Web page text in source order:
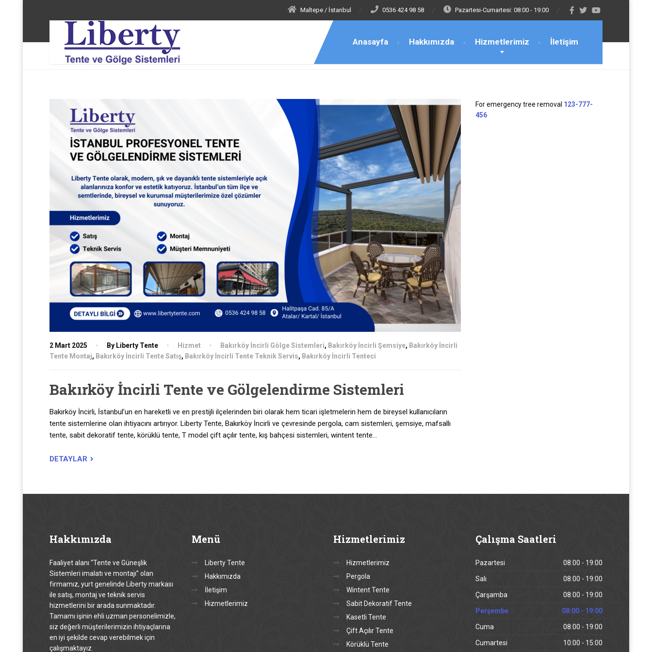
Maltepe / İstanbul 0536 424 98 58 Pazartesi-Cumartesi: 08:00 - 19:00
Anasayfa Hakkımızda Hizmetlerimiz İletişim
Liberty Tente ve Gölge Sistemleri Bakırköy İncirli Şemsiye
2 Mart 2025 By Liberty Tente Hizmet Bakırköy İncirli Gölge Sistemleri, Bakırköy İncirli Şemsiye, Bakırköy İncirli
Tente Montaj, Bakırköy İncirli Tente Satış, Bakırköy İncirli Tente Teknik Servis, Bakırköy İncirli Tenteci
Bakırköy İncirli Tente ve Gölgelendirme Sistemleri
Bakırköy İncirli, İstanbul’un en hareketli ve en prestijli ilçelerinden biri olarak hem ticari işletmelerin hem de bireysel kullanıcıların
tente sistemlerine olan ihtiyacını artırıyor. Liberty Tente, Bakırköy İncirli ve çevresinde pergola, cam sistemleri, şemsiye, mafsallı
tente, sabit dekoratif tente, körüklü tente, T model çift açılır tente, kış bahçesi sistemleri, wintent tente…
DETAYLAR
For emergency tree removal 123-777-
456
Hakkımızda
Faaliyet alanı “Tente ve Güneşlik
Sistemleri imalatı ve montajı” olan
firmamız, yurt genelinde Liberty markası
ile satış, montaj ve teknik servis
hizmetlerini bir arada sunmaktadır.
Tamamı işinin ehli uzman personelimizle,
siz değerli müşterilerimizin ihtiyaçlarına
en iyi şekilde cevap verebilmek için
çalışmaktayız.
Menü
Liberty Tente
Hakkımızda
İletişim
Hizmetlerimiz
Hizmetlerimiz
Hizmetlerimiz
Pergola
Wintent Tente
Sabit Dekoratif Tente
Kasetli Tente
Çift Açılır Tente
Körüklü Tente
Çalışma Saatleri
Pazartesi 08:00 - 19:00
Salı 08:00 - 19:00
Çarşamba 08:00 - 19:00
Perşembe 08:00 - 19:00
Cuma 08:00 - 19:00
Cumartesi 10:00 - 15:00